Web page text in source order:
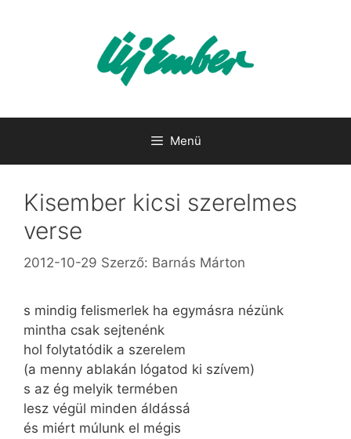
Menü
Kisember kicsi szerelmes
verse
2012-10-29 Szerző: Barnás Márton
s mindig felismerlek ha egymásra nézünk
mintha csak sejtenénk
hol folytatódik a szerelem
(a menny ablakán lógatod ki szívem)
s az ég melyik termében
lesz végül minden áldássá
és miért múlunk el mégis